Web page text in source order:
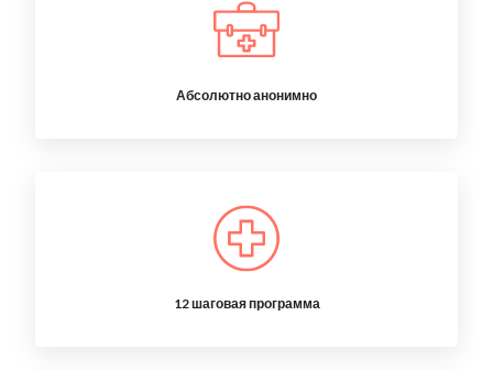
Абсолютно анонимно
12 шаговая программа